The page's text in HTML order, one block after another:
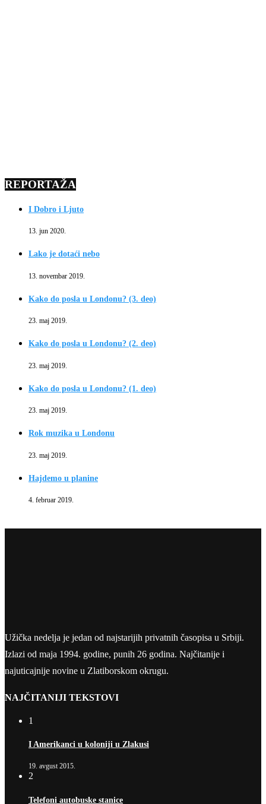
REPORTAŽA
I Dobro i Ljuto
13. jun 2020.
Lako je dotaći nebo
13. novembar 2019.
Kako do posla u Londonu? (3. deo)
23. maj 2019.
Kako do posla u Londonu? (2. deo)
23. maj 2019.
Kako do posla u Londonu? (1. deo)
23. maj 2019.
Rok muzika u Londonu
23. maj 2019.
Hajdemo u planine
4. februar 2019.
Užička nedelja je jedan od najstarijih privatnih časopisa u Srbiji.
Izlazi od maja 1994. godine, punih 26 godina. Najčitanije i
najuticajnije novine u Zlatiborskom okrugu.
NAJČITANIJI TEKSTOVI
1
I Amerikanci u koloniji u Zlakusi
19. avgust 2015.
2
Telefoni autobuske stanice